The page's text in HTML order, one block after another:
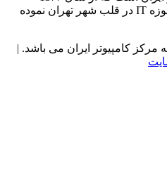
تاسیس و شروع به فعالیت در حوزه IT در قلب شهر تهران نموده
کامپیوتر ایران می باشد. |